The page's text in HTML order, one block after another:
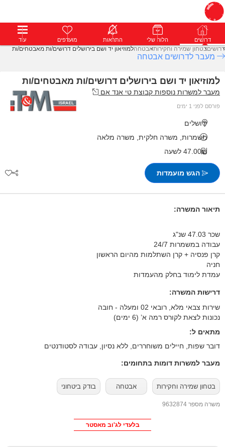
דרושים פרופילים הודעות פרימיום דרושים הלוח שלי התראות מועדפים עוד
דרושיםבטחון שמירה וחקירותאבטחהלמוזיאון יד ושם בירושלים דרושים/ות מאבטחים/ות
מעבר לדרושים אבטחה
למוזיאון יד ושם בירושלים דרושים/ות מאבטחים/ות
מעבר למשרות נוספות קבוצת טי אנד אם
פורסם לפני 1 ימים
ירושלים
משמרות, משרה חלקית, משרה מלאה
47.00₪ לשעה
הגש מועמדות
תיאור המשרה:
שכר 47.03 שנ"ג
עבודה במשמרות 24/7
קרן פנסיה + קרן השתלמות מהיום הראשון
חניה
עמדת לימוד בחלק מהעמדות
דרישות המשרה:
שירות צבאי מלא, רובאי 02 ומעלה - חובה
נכונות לצאת לקורס רמה א’ (6 ימים)
מתאים ל:
דובר שפות, חיילים משוחררים, ללא נסיון, עבודה לסטודנטים
מעבר למשרות דומות בתחומים:
בטחון שמירה וחקירות אבטחה בודק ביטחוני
משרה מספר 9632874
בלעדי לג'וב מאסטר